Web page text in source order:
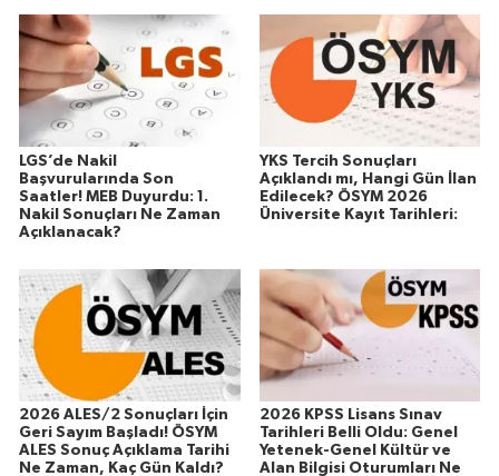
LGS’de Nakil
Başvurularında Son
Saatler! MEB Duyurdu: 1.
Nakil Sonuçları Ne Zaman
Açıklanacak?
YKS Tercih Sonuçları
Açıklandı mı, Hangi Gün İlan
Edilecek? ÖSYM 2026
Üniversite Kayıt Tarihleri:
2026 ALES/2 Sonuçları İçin
Geri Sayım Başladı! ÖSYM
ALES Sonuç Açıklama Tarihi
Ne Zaman, Kaç Gün Kaldı?
2026 KPSS Lisans Sınav
Tarihleri Belli Oldu: Genel
Yetenek-Genel Kültür ve
Alan Bilgisi Oturumları Ne